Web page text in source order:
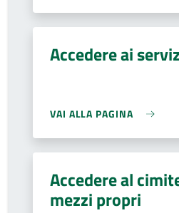
Accedere ai
VAI ALLA PAGINA
Accedere al
mezzi propri